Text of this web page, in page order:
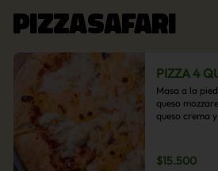
PIZZASAFARI
PIZZA 4
Masa a la
queso
queso crema
$15.500